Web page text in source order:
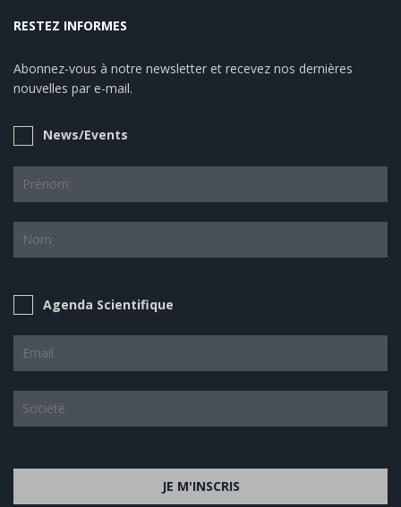
RESTEZ INFORMES
Abonnez-vous à notre newsletter et recevez nos dernières
nouvelles par e-mail.
News/Events
Agenda Scientifique
JE M'INSCRIS